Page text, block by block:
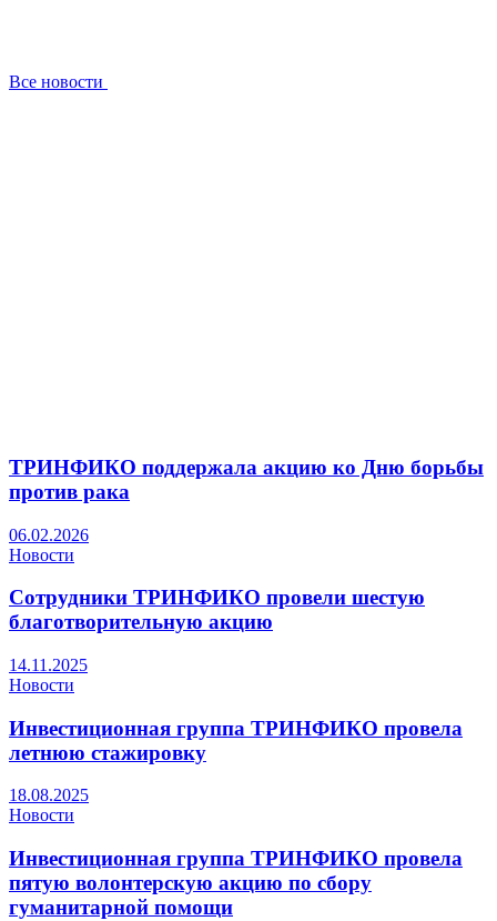
Все новости
ТРИНФИКО поддержала акцию ко Дню борьбы
против рака
06.02.2026
Новости
Сотрудники ТРИНФИКО провели шестую
благотворительную акцию
14.11.2025
Новости
Инвестиционная группа ТРИНФИКО провела
летнюю стажировку
18.08.2025
Новости
Инвестиционная группа ТРИНФИКО провела
пятую волонтерскую акцию по сбору
гуманитарной помощи